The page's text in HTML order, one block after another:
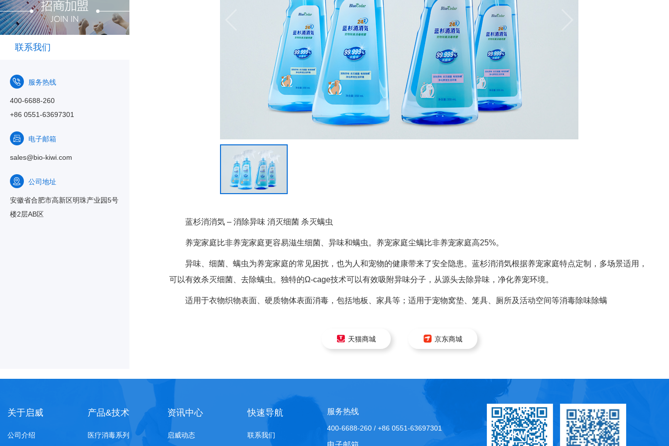
联系我们
服务热线
400-6688-260
+86 0551-63697301
电子邮箱
sales@bio-kiwi.com
公司地址
安徽省合肥市高新区明珠产业园5号
楼2层AB区
蓝杉消消気 – 消除异味 消灭细菌 杀灭螨虫
养宠家庭比非养宠家庭更容易滋生细菌、异味和螨虫。养宠家庭尘螨比非养宠家庭高25%。
异味、细菌、螨虫为养宠家庭的常见困扰，也为人和宠物的健康带来了安全隐患。蓝杉消消気根据养宠家庭特点定制，多场景适用，
可以有效杀灭细菌、去除螨虫。独特的Ω-cage技术可以有效吸附异味分子，从源头去除异味，净化养宠环境。
适用于衣物织物表面、硬质物体表面消毒，包括地板、家具等；适用于宠物窝垫、笼具、厕所及活动空间等消毒除味除螨
天猫商城 京东商城
关于启威
公司介绍
产品&技术
医疗消毒系列
资讯中心
启威动态
快速导航
联系我们
服务热线
400-6688-260 / +86 0551-63697301